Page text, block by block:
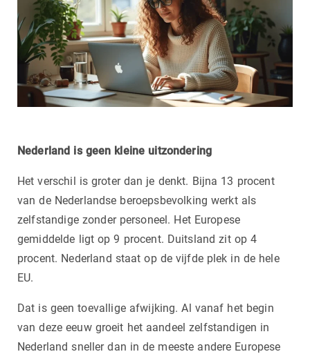
Nederland is geen kleine uitzondering
Het verschil is groter dan je denkt. Bijna 13 procent
van de Nederlandse beroepsbevolking werkt als
zelfstandige zonder personeel. Het Europese
gemiddelde ligt op 9 procent. Duitsland zit op 4
procent. Nederland staat op de vijfde plek in de hele
EU.
Dat is geen toevallige afwijking. Al vanaf het begin
van deze eeuw groeit het aandeel zelfstandigen in
Nederland sneller dan in de meeste andere Europese